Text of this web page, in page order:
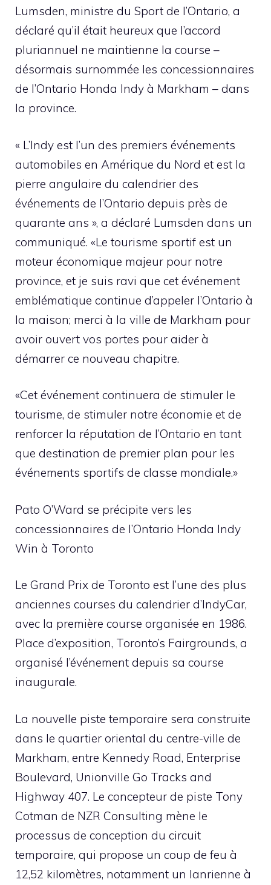
Lumsden, ministre du Sport de l’Ontario, a
déclaré qu’il était heureux que l’accord
pluriannuel ne maintienne la course –
désormais surnommée les concessionnaires
de l’Ontario Honda Indy à Markham – dans
la province.
« L’Indy est l’un des premiers événements
automobiles en Amérique du Nord et est la
pierre angulaire du calendrier des
événements de l’Ontario depuis près de
quarante ans », a déclaré Lumsden dans un
communiqué. «Le tourisme sportif est un
moteur économique majeur pour notre
province, et je suis ravi que cet événement
emblématique continue d’appeler l’Ontario à
la maison; merci à la ville de Markham pour
avoir ouvert vos portes pour aider à
démarrer ce nouveau chapitre.
«Cet événement continuera de stimuler le
tourisme, de stimuler notre économie et de
renforcer la réputation de l’Ontario en tant
que destination de premier plan pour les
événements sportifs de classe mondiale.»
Pato O’Ward se précipite vers les
concessionnaires de l’Ontario Honda Indy
Win à Toronto
Le Grand Prix de Toronto est l’une des plus
anciennes courses du calendrier d’IndyCar,
avec la première course organisée en 1986.
Place d’exposition, Toronto’s Fairgrounds, a
organisé l’événement depuis sa course
inaugurale.
La nouvelle piste temporaire sera construite
dans le quartier oriental du centre-ville de
Markham, entre Kennedy Road, Enterprise
Boulevard, Unionville Go Tracks and
Highway 407. Le concepteur de piste Tony
Cotman de NZR Consulting mène le
processus de conception du circuit
temporaire, qui propose un coup de feu à
12,52 kilomètres, notamment un lanrienne à